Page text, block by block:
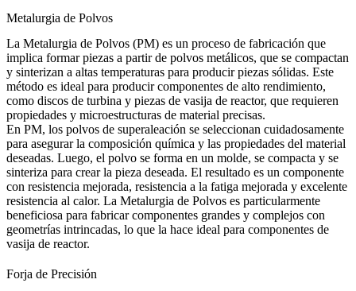
Metalurgia de Polvos
La Metalurgia de Polvos (PM) es un proceso de fabricación que
implica formar piezas a partir de polvos metálicos, que se compactan
y sinterizan a altas temperaturas para producir piezas sólidas. Este
método es ideal para producir componentes de alto rendimiento,
como discos de turbina y piezas de vasija de reactor, que requieren
propiedades y microestructuras de material precisas.
En PM, los polvos de superaleación se seleccionan cuidadosamente
para asegurar la composición química y las propiedades del material
deseadas. Luego, el polvo se forma en un molde, se compacta y se
sinteriza para crear la pieza deseada. El resultado es un componente
con resistencia mejorada, resistencia a la fatiga mejorada y excelente
resistencia al calor. La Metalurgia de Polvos es particularmente
beneficiosa para fabricar componentes grandes y complejos con
geometrías intrincadas, lo que la hace ideal para componentes de
vasija de reactor.
Forja de Precisión